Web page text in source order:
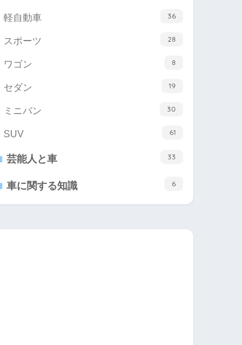
軽自動車 36
スポーツ 28
ワゴン 8
セダン 19
ミニバン 30
SUV 61
芸能人と車 33
車に関する知識 6